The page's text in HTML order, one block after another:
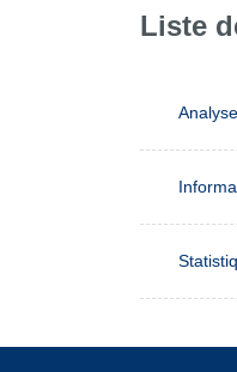
Liste